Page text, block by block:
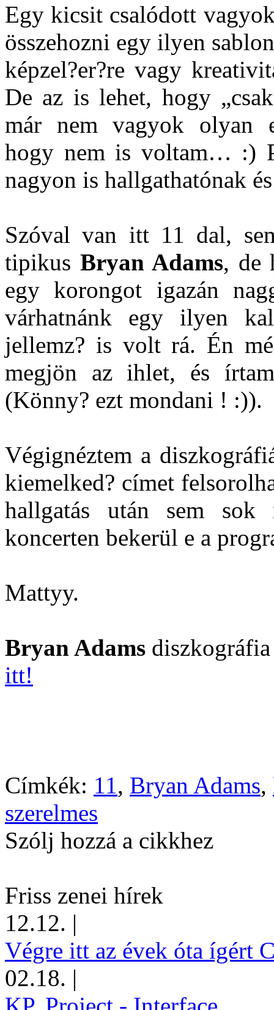
Egy kicsit csalódott
összehozni egy ilyen
képzel?er?re vagy
De az is lehet, hogy
már nem vagyok olyan
hogy nem is voltam… :)
nagyon is hallgathatónak
Szóval van itt 11 dal,
tipikus Bryan Adams, de
egy korongot igazán
várhatnánk egy ilyen
jellemz? is volt rá. Én
megjön az ihlet, és
(Könny? ezt mondani ! :)).
Végignéztem a
kiemelked? címet
hallgatás után sem sok
koncerten bekerül e a
Mattyy.
Bryan Adams
itt!
Címkék: 11, Bryan Adams,
szerelmes
Szólj hozzá a cikkhez
Friss zenei hírek
12.12. |
Végre itt az évek óta ígért
02.18. |